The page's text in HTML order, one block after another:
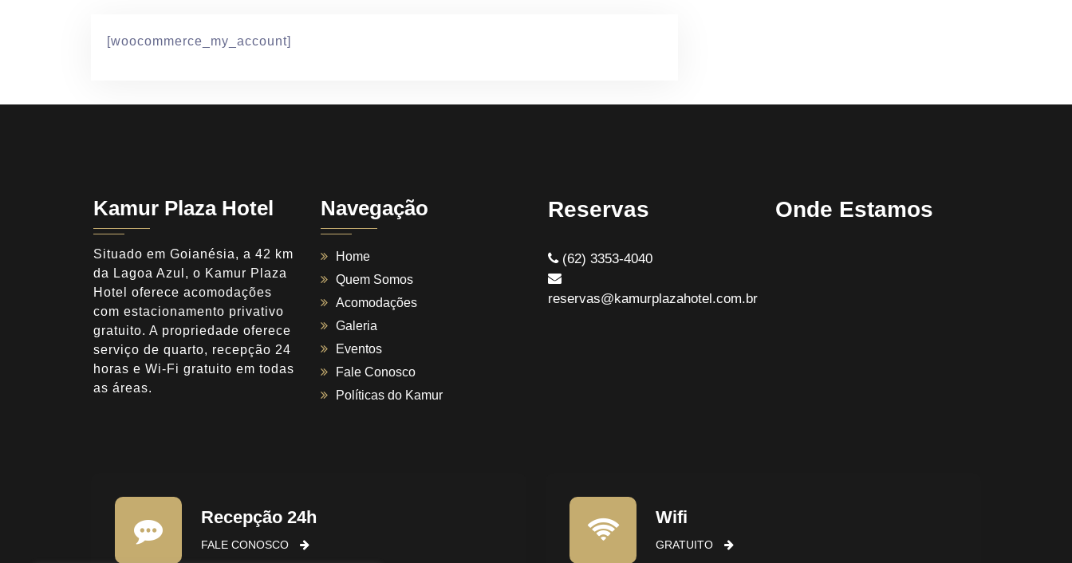
[woocommerce_my_account]
Kamur Plaza Hotel
Situado em Goianésia, a 42 km
da Lagoa Azul, o Kamur Plaza
Hotel oferece acomodações
com estacionamento privativo
gratuito. A propriedade oferece
serviço de quarto, recepção 24
horas e Wi-Fi gratuito em todas
as áreas.
Navegação
Home
Quem Somos
Acomodações
Galeria
Eventos
Fale Conosco
Políticas do Kamur
Reservas
(62) 3353-4040
reservas@kamurplazahotel.com.br
Onde Estamos
Recepção 24h
FALE CONOSCO
Wifi
GRATUITO